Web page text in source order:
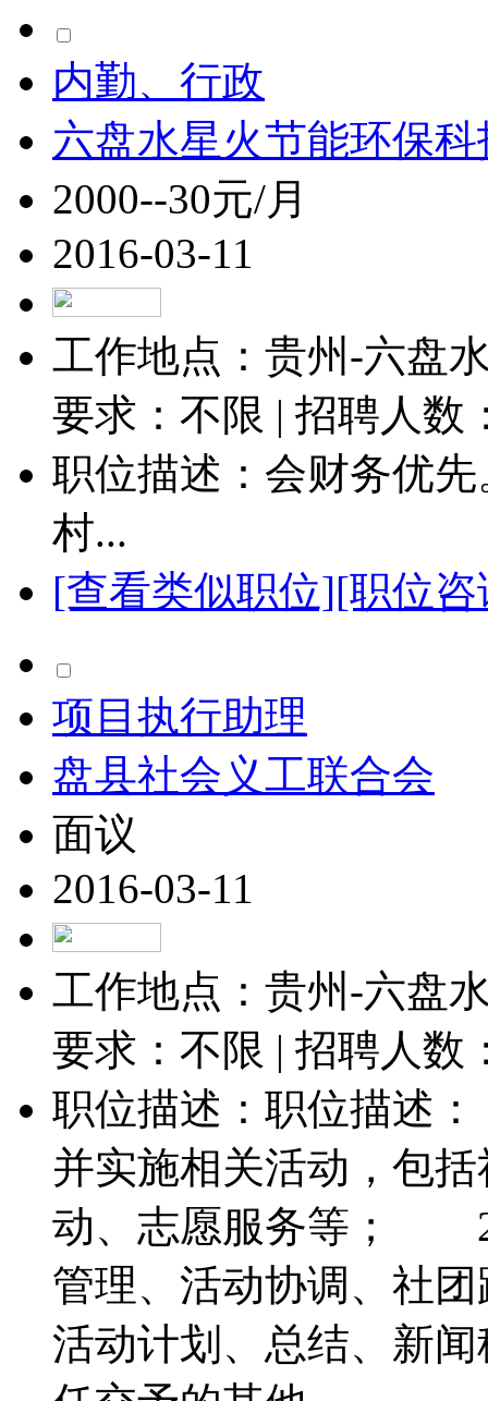
内勤、行政
六盘水星火节能环保
2000--30元/月
2016-03-11
工作地点：贵州-六盘
要求：不限 | 招聘人数
职位描述：会财务优
村...
[查看类似职位][职位
项目执行助理
盘县社会义工联合会
面议
2016-03-11
工作地点：贵州-六盘
要求：不限 | 招聘人数
职位描述：职位描
并实施相关活动，包
动、志愿服务等； 2
管理、活动协调、社
活动计划、总结、新